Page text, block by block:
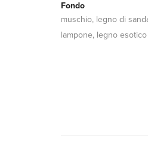
Fondo
muschio, legno di
lampone, legno